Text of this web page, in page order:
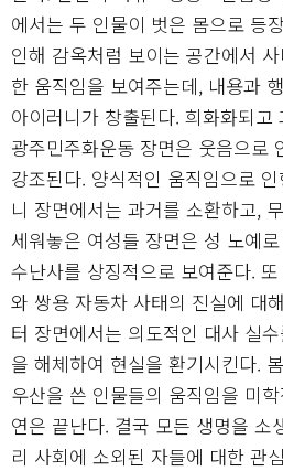
에서는 두 인물이 벗은 몸으로 등
인해 감옥처럼 보이는 공간에서
한 움직임을 보여주는데, 내용과
아이러니가 창출된다. 희화화되고
광주민주화운동 장면은 웃음으로
강조된다. 양식적인 움직임으로
니 장면에서는 과거를 소환하고,
세워놓은 여성들 장면은 성 노예
수난사를 상징적으로 보여준다.
와 쌍용 자동차 사태의 진실에 대
터 장면에서는 의도적인 대사 실
을 해체하여 현실을 환기시킨다.
우산을 쓴 인물들의 움직임을 미
연은 끝난다. 결국 모든 생명을 소
리 사회에 소외된 자들에 대한 관